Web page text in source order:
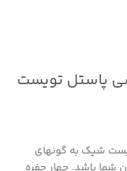
طوسی پاستل تویست
پستانک ۶+ماه سفید و طوسی پاستل تویست شیک به گونه‎ای